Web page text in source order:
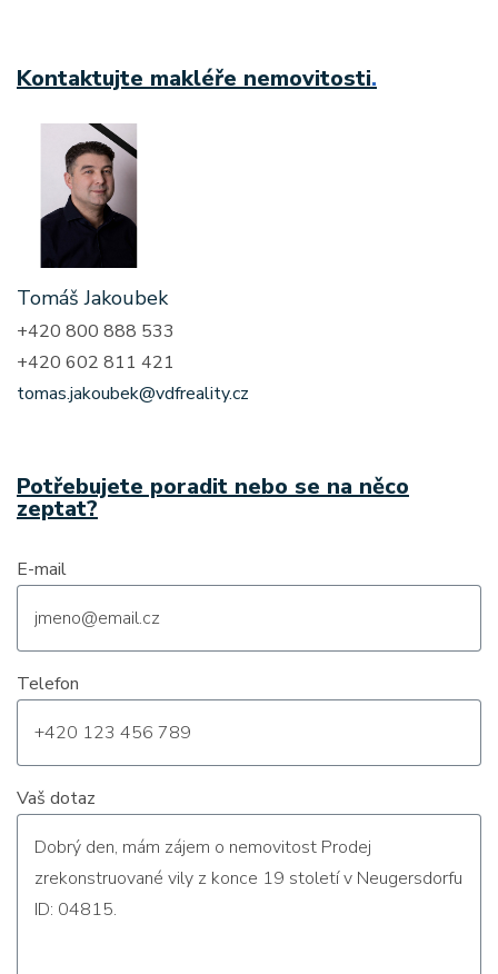
Kontaktujte makléře nemovitosti.
Tomáš Jakoubek
+420 800 888 533
+420 602 811 421
tomas.jakoubek@vdfreality.cz
Potřebujete poradit nebo se na něco
zeptat?
E-mail
Telefon
Vaš dotaz